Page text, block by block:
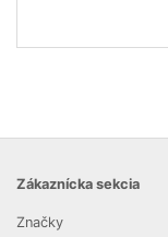
Zákaznícka sekcia
Značky